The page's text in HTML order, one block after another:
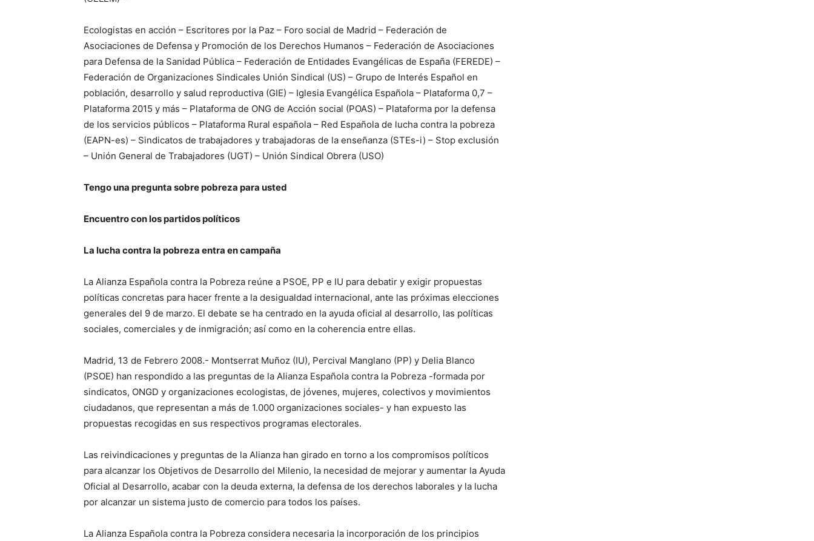
Ecologistas en acción – Escritores por la Paz – Foro social de Madrid – Federación de
Asociaciones de Defensa y Promoción de los Derechos Humanos – Federación de Asociaciones
para Defensa de la Sanidad Pública – Federación de Entidades Evangélicas de España (FEREDE) –
Federación de Organizaciones Sindicales Unión Sindical (US) – Grupo de Interés Español en
población, desarrollo y salud reproductiva (GIE) – Iglesia Evangélica Española – Plataforma 0,7 –
Plataforma 2015 y más – Plataforma de ONG de Acción social (POAS) – Plataforma por la defensa
de los servicios públicos – Plataforma Rural española – Red Española de lucha contra la pobreza
(EAPN-es) – Sindicatos de trabajadores y trabajadoras de la enseñanza (STEs-i) – Stop exclusión
– Unión General de Trabajadores (UGT) – Unión Sindical Obrera (USO)
Tengo una pregunta sobre pobreza para usted
Encuentro con los partidos políticos
La lucha contra la pobreza entra en campaña
La Alianza Española contra la Pobreza reúne a PSOE, PP e IU para debatir y exigir propuestas
políticas concretas para hacer frente a la desigualdad internacional, ante las próximas elecciones
generales del 9 de marzo. El debate se ha centrado en la ayuda oficial al desarrollo, las políticas
sociales, comerciales y de inmigración; así como en la coherencia entre ellas.
Madrid, 13 de Febrero 2008.- Montserrat Muñoz (IU), Percival Manglano (PP) y Delia Blanco
(PSOE) han respondido a las preguntas de la Alianza Española contra la Pobreza -formada por
sindicatos, ONGD y organizaciones ecologistas, de jóvenes, mujeres, colectivos y movimientos
ciudadanos, que representan a más de 1.000 organizaciones sociales- y han expuesto las
propuestas recogidas en sus respectivos programas electorales.
Las reivindicaciones y preguntas de la Alianza han girado en torno a los compromisos políticos
para alcanzar los Objetivos de Desarrollo del Milenio, la necesidad de mejorar y aumentar la Ayuda
Oficial al Desarrollo, acabar con la deuda externa, la defensa de los derechos laborales y la lucha
por alcanzar un sistema justo de comercio para todos los países.
La Alianza Española contra la Pobreza considera necesaria la incorporación de los principios